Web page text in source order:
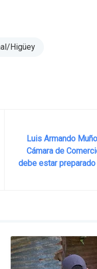
Higüey
Luis Armando
Cámara de
debe estar